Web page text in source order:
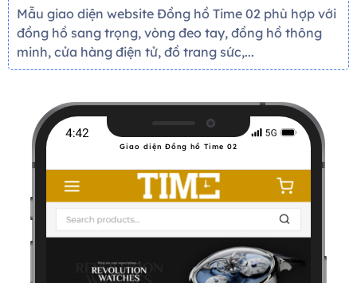
Mẫu giao diện website Đồng hồ Time 02 phù hợp với
đồng hồ sang trọng, vòng đeo tay, đồng hồ thông
minh, cửa hàng điện tử, đồ trang sức,...
Giao diện Đồng hồ Time 02